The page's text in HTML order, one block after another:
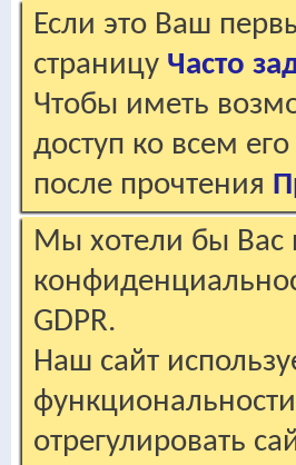
Если это Ваш
страницу Часто
Чтобы иметь
доступ ко всем
после прочтения
Мы хотели бы Вас
GDPR.
Наш сайт
отрегулировать